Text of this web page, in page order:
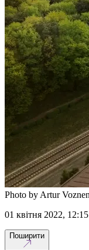
Photo by Artur
01 квітня 2022, 12:15
Поширити